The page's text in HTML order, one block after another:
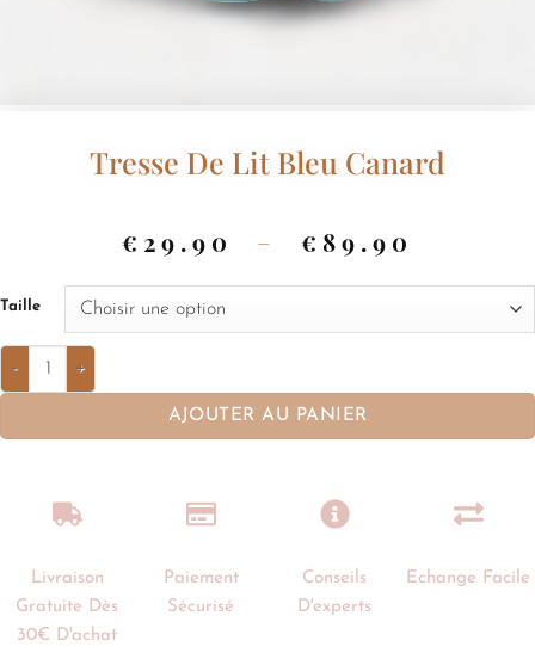
Tresse De Lit Bleu Canard
€ 29.90 – € 89.90
Taille
AJOUTER AU PANIER
Livraison
Gratuite Dès
30€ D'achat
Paiement
Sécurisé
Conseils
D'experts
Echange Facile